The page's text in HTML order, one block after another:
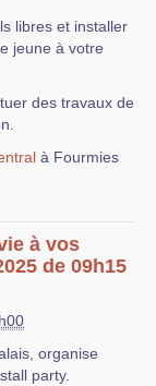
libres et installer
jeune à votre
des travaux de
à Fourmies
à vos
de 09h15
organise
party.